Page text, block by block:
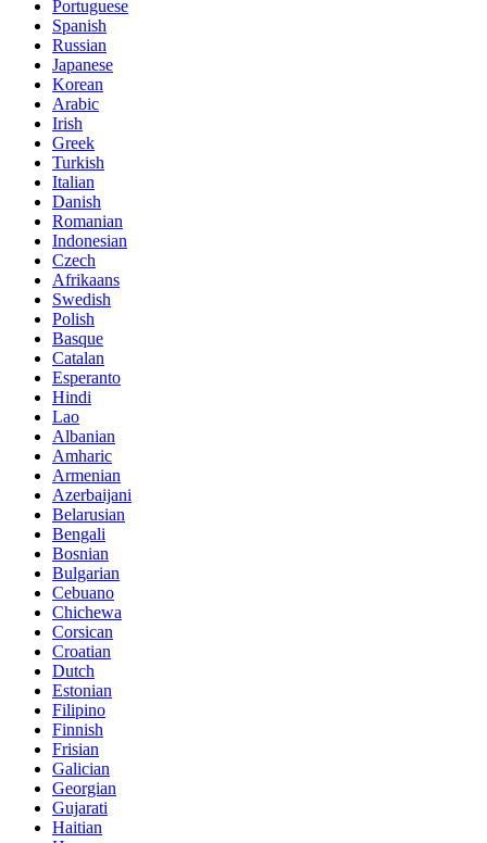
Portuguese
Spanish
Russian
Japanese
Korean
Arabic
Irish
Greek
Turkish
Italian
Danish
Romanian
Indonesian
Czech
Afrikaans
Swedish
Polish
Basque
Catalan
Esperanto
Hindi
Lao
Albanian
Amharic
Armenian
Azerbaijani
Belarusian
Bengali
Bosnian
Bulgarian
Cebuano
Chichewa
Corsican
Croatian
Dutch
Estonian
Filipino
Finnish
Frisian
Galician
Georgian
Gujarati
Haitian